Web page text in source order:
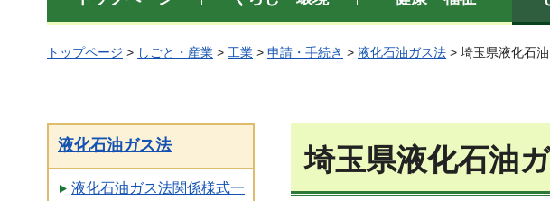
トップページ > しごと・産業 > 工業 > 申請・手続き > 液化石油ガス法 > 埼玉県液化石
液化石油ガス法
液化石油ガス法関係様式一
埼玉県液化石油